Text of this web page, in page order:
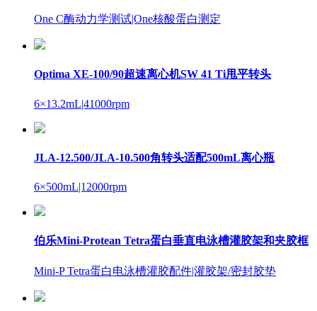
One C酶动力学测试|One核酸蛋白测定
Optima XE-100/90超速离心机SW 41 Ti甩平转头
6×13.2mL|41000rpm
JLA-12.500/JLA-10.500角转头适配500mL离心瓶
6×500mL|12000rpm
伯乐Mini-Protean Tetra蛋白垂直电泳槽灌胶架和夹胶框
Mini-P Tetra蛋白电泳槽灌胶配件|灌胶架/密封胶垫